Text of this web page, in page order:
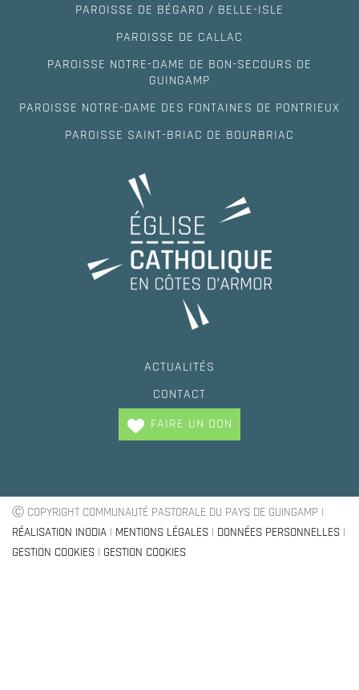
PAROISSE DE BÉGARD / BELLE-ISLE
PAROISSE DE CALLAC
PAROISSE NOTRE-DAME DE BON-SECOURS DE
GUINGAMP
PAROISSE NOTRE-DAME DES FONTAINES DE PONTRIEUX
PAROISSE SAINT-BRIAC DE BOURBRIAC
ACTUALITÉS
CONTACT
FAIRE UN DON
Ⓒ COPYRIGHT COMMUNAUTÉ PASTORALE DU PAYS DE GUINGAMP |
RÉALISATION INODIA | MENTIONS LÉGALES | DONNÉES PERSONNELLES |
GESTION COOKIES | GESTION COOKIES